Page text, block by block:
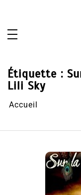
Étiquette :
Lili Sky
Accueil